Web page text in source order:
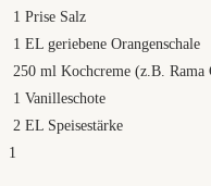
1 Prise Salz
1 EL geriebene Orangenschale
250 ml Kochcreme (z.B.
1 Vanilleschote
2 EL Speisestärke
1